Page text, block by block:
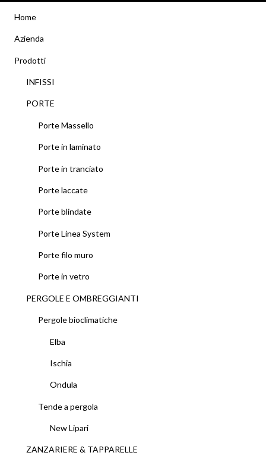
Home
Azienda
Prodotti
INFISSI
PORTE
Porte Massello
Porte in laminato
Porte in tranciato
Porte laccate
Porte blindate
Porte Linea System
Porte filo muro
Porte in vetro
PERGOLE E OMBREGGIANTI
Pergole bioclimatiche
Elba
Ischia
Ondula
Tende a pergola
New Lipari
ZANZARIERE & TAPPARELLE